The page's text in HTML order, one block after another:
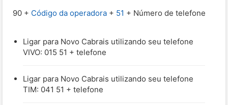
90 + Código da operadora + 51 + Número de telefone
Ligar para Novo Cabrais utilizando seu telefone
VIVO: 015 51 + telefone
Ligar para Novo Cabrais utilizando seu telefone
TIM: 041 51 + telefone